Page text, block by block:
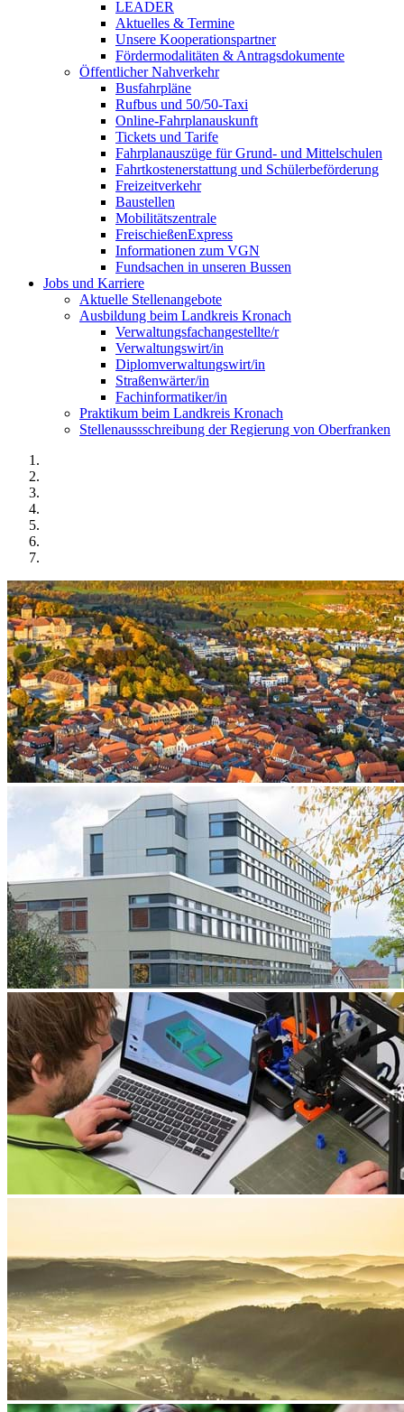
LEADER
Aktuelles & Termine
Unsere Kooperationspartner
Fördermodalitäten & Antragsdokumente
Öffentlicher Nahverkehr
Busfahrpläne
Rufbus und 50/50-Taxi
Online-Fahrplanauskunft
Tickets und Tarife
Fahrplanauszüge für Grund- und Mittelschulen
Fahrtkostenerstattung und Schülerbeförderung
Freizeitverkehr
Baustellen
Mobilitätszentrale
FreischießenExpress
Informationen zum VGN
Fundsachen in unseren Bussen
Jobs und Karriere
Aktuelle Stellenangebote
Ausbildung beim Landkreis Kronach
Verwaltungsfachangestellte/r
Verwaltungswirt/in
Diplomverwaltungswirt/in
Straßenwärter/in
Fachinformatiker/in
Praktikum beim Landkreis Kronach
Stellenaussschreibung der Regierung von Oberfranken